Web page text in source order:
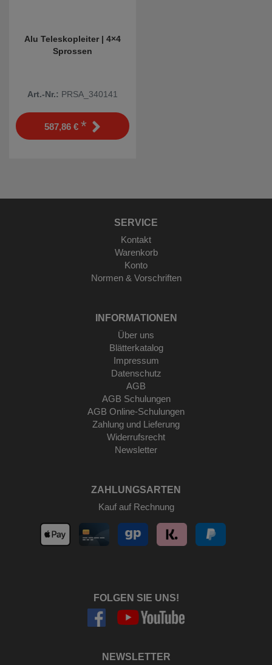
Alu Teleskopleiter | 4×4
Sprossen
Art.-Nr.: PRSA_340141
587,86 € *
SERVICE
Kontakt
Warenkorb
Konto
Normen & Vorschriften
INFORMATIONEN
Über uns
Blätterkatalog
Impressum
Datenschutz
AGB
AGB Schulungen
AGB Online-Schulungen
Zahlung und Lieferung
Widerrufsrecht
Newsletter
ZAHLUNGSARTEN
Kauf auf Rechnung
FOLGEN SIE UNS!
NEWSLETTER